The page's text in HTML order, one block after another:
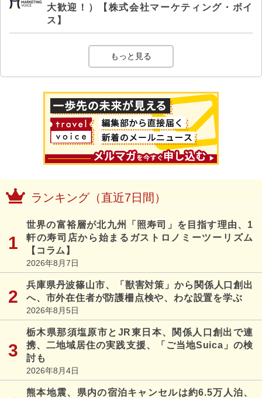
大歓迎！）【株式会社マーケティング・ボイ
ス】
もっと見る
ランキング（直近7日間）
世界の富裕層が北九州「照寿司」を目指す理由、1
軒の寿司店から始まるガストロノミーツーリズム
【コラム】
2026年8月7日
兵庫県丹波篠山市、「獣害対策」から関係人口創出
へ、市外在住者が防護柵点検や、わな設置を学ぶ
2026年8月5日
栃木県那須塩原市とJR東日本、関係人口創出で連
携、二地域居住の実践支援、「ご当地Suica」の検
討も
2026年8月4日
熊本地震、県内の宿泊キャンセルは約6.5万人泊、